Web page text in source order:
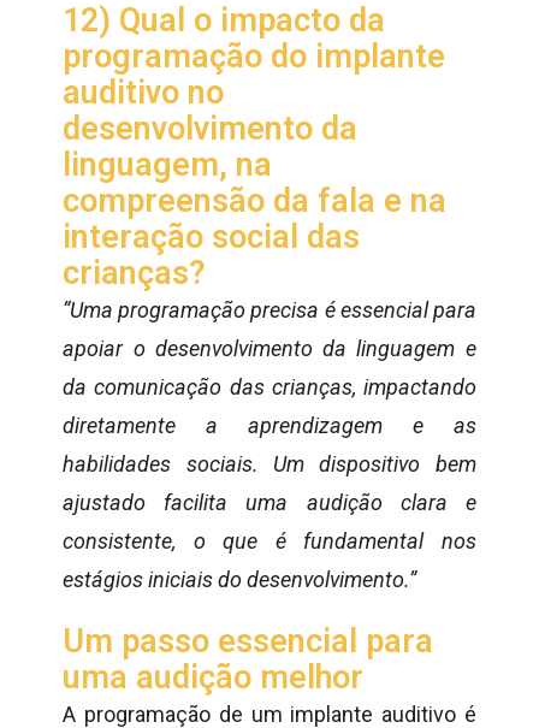
12) Qual o impacto da
programação do implante
auditivo no
desenvolvimento da
linguagem, na
compreensão da fala e na
interação social das
crianças?
“Uma programação precisa é essencial para
apoiar o desenvolvimento da linguagem e
da comunicação das crianças, impactando
diretamente a aprendizagem e as
habilidades sociais. Um dispositivo bem
ajustado facilita uma audição clara e
consistente, o que é fundamental nos
estágios iniciais do desenvolvimento.”
Um passo essencial para
uma audição melhor
A programação de um implante auditivo é